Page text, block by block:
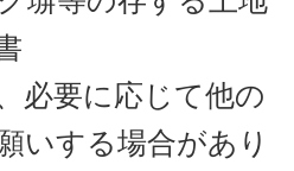
必要に応じて他の
いする場合があり